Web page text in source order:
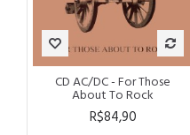
CD AC/DC - For Those
About To Rock
R$84,90